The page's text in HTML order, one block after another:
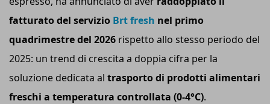
fatturato del servizio Brtfresh nel primo
quadrimestre del 2026 rispetto allo stesso periodo del
2025: un trend di crescita a doppia cifra per la
soluzione dedicata al trasporto di prodotti alimentari
freschi a temperatura controllata (0-4°C).